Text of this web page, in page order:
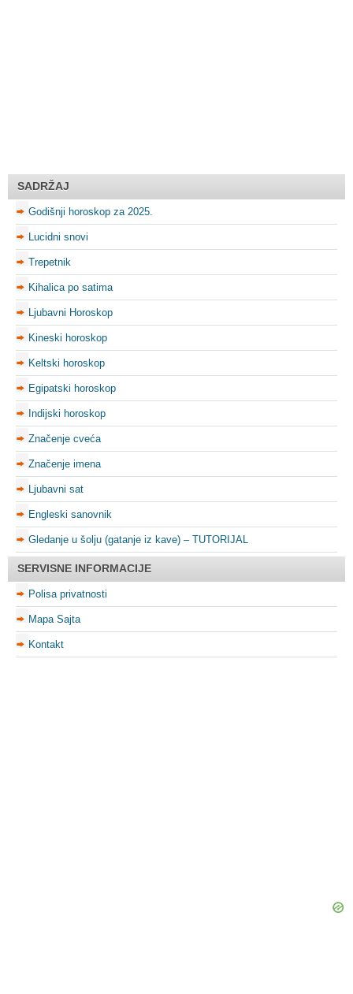
SADRŽAJ
Godišnji horoskop za 2025.
Lucidni snovi
Trepetnik
Kihalica po satima
Ljubavni Horoskop
Kineski horoskop
Keltski horoskop
Egipatski horoskop
Indijski horoskop
Značenje cveća
Značenje imena
Ljubavni sat
Engleski sanovnik
Gledanje u šolju (gatanje iz kave) – TUTORIJAL
SERVISNE INFORMACIJE
Polisa privatnosti
Mapa Sajta
Kontakt